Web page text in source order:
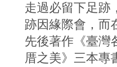
走過必留下足跡
跡因緣際會，而
先後著作《臺灣
厝之美》三本專